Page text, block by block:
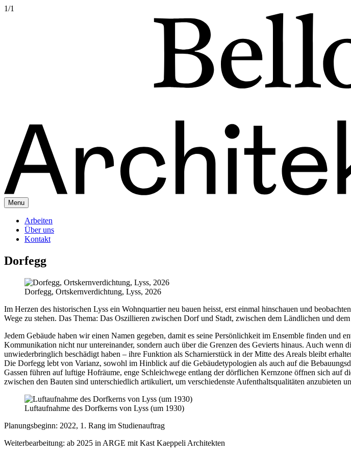
1/1
Menu
Arbeiten
Über uns
Kontakt
Dorfegg
Dorfegg, Ortskernverdichtung, Lyss, 2026
Im Herzen des historischen Lyss ein Wohnquartier neu bauen heisst, erst einmal hinschauen und
Wege zu stehen. Das Thema: Das Oszillieren zwischen Dorf und Stadt, zwischen dem Ländlichen und
Jedem Gebäude haben wir einen Namen gegeben, damit es seine Persönlichkeit im Ensemble finden
Kommunikation nicht nur untereinander, sondern auch über die Grenzen des Gevierts hinaus. Auch wenn
unwiederbringlich beschädigt haben – ihre Funktion als Scharnierstück in der Mitte des Areals bleibt
Die Dorfegg lebt von Varianz, sowohl im Hinblick auf die Gebäudetypologien als auch auf die
Gassen führen auf luftige Hofräume, enge Schleichwege entlang der dörflichen Kernzone öffnen sich auf
zwischen den Bauten sind unterschiedlich artikuliert, um verschiedenste Aufenthaltsqualitäten anzubieten
Luftaufnahme des Dorfkerns von Lyss (um 1930)
Planungsbeginn: 2022, 1. Rang im Studienauftrag
Weiterbearbeitung: ab 2025 in ARGE mit Kast Kaeppeli Architekten